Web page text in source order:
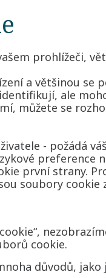
prohlížeči,
a většinou se
ale
můžete se
- požádá
preference
první strany.
soubory cookie
cookie.
důvodů, jako